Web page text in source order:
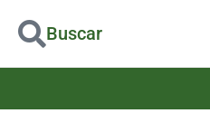
Buscar